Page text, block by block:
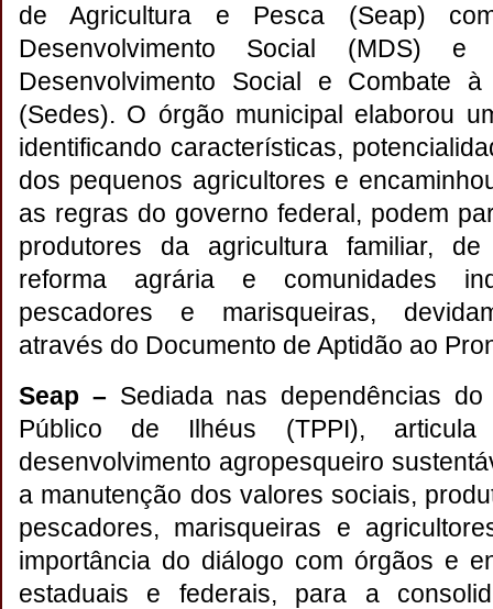
de Agricultura e Pesca (Seap)
Desenvolvimento Social (MDS)
Desenvolvimento Social e Combate
(Sedes). O órgão municipal elaborou
identificando características,
dos pequenos agricultores e
as regras do governo federal, podem
produtores da agricultura familiar, de
reforma agrária e comunidades
pescadores e marisqueiras,
através do Documento de Aptidão ao
Seap – Sediada nas dependências do
Público de Ilhéus (TPPI),
desenvolvimento agropesqueiro
a manutenção dos valores sociais,
pescadores, marisqueiras e
importância do diálogo com órgãos e
estaduais e federais, para a